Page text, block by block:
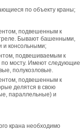
по объекту краны;
подвешенным к
Бывают башенными,
и консольными;
подвешиваемым к
по мосту. Имеют следующие
полукозловые.
подвешенным к
делятся в свою
параллельные) и
крана необходимо